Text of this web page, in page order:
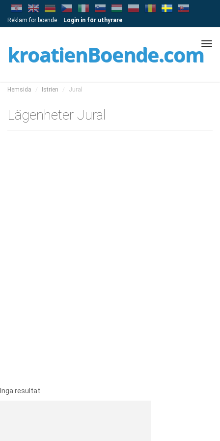
Reklam för boende Login in för uthyrare
kroatienBoende.com
Hemsida Istrien Jural
Lägenheter Jural
Inga resultat